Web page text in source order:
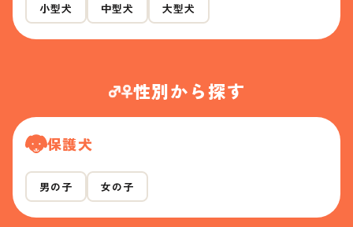
小型犬 中型犬 大型犬
性別から探す
保護犬
男の子 女の子